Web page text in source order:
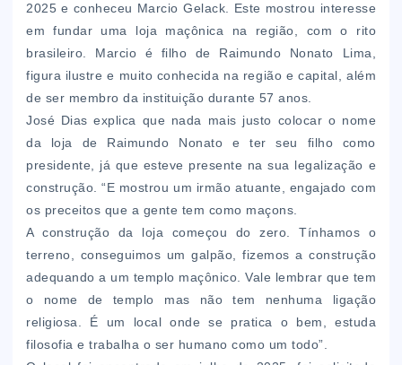
2025 e conheceu Marcio Gelack. Este mostrou interesse
em fundar uma loja maçônica na região, com o rito
brasileiro. Marcio é filho de Raimundo Nonato Lima,
figura ilustre e muito conhecida na região e capital, além
de ser membro da instituição durante 57 anos.
José Dias explica que nada mais justo colocar o nome
da loja de Raimundo Nonato e ter seu filho como
presidente, já que esteve presente na sua legalização e
construção. “E mostrou um irmão atuante, engajado com
os preceitos que a gente tem como maçons.
A construção da loja começou do zero. Tínhamos o
terreno, conseguimos um galpão, fizemos a construção
adequando a um templo maçônico. Vale lembrar que tem
o nome de templo mas não tem nenhuma ligação
religiosa. É um local onde se pratica o bem, estuda
filosofia e trabalha o ser humano como um todo”.